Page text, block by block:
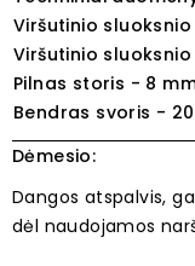
Viršutinio
Viršutinio
Pilnas storis - 8
Bendras svoris -
Dėmesio:
Dangos atspalvis,
dėl naudojamos